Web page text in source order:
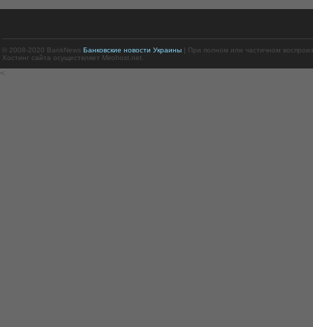
© 2008-2020 BankNews Банковские новости Украины| При полном или частичном
Хостинг сайта осуществляет Mirohost.net.
<